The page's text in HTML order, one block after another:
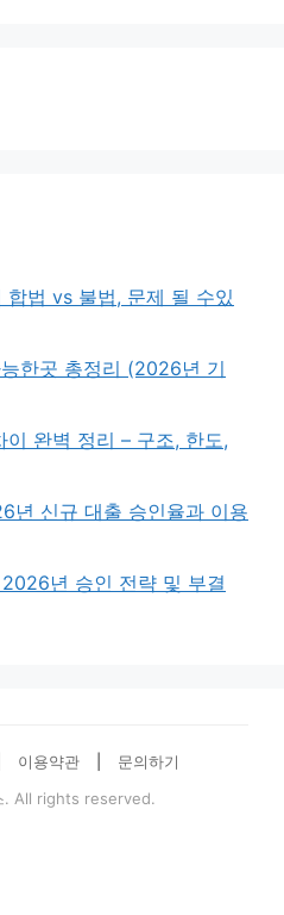
법 vs 불법, 문제 될 수있
한곳 총정리 (2026년 기
완벽 정리 – 구조, 한도,
년 신규 대출 승인율과 이용
년 승인 전략 및 부결
이용약관
문의하기
All rights reserved.